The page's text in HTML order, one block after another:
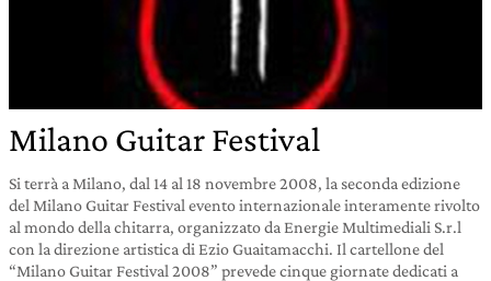
Milano Guitar Festival
Si terrà a Milano, dal 14 al 18 novembre 2008, la seconda edizione
del Milano Guitar Festival evento internazionale interamente rivolto
al mondo della chitarra, organizzato da Energie Multimediali S.r.l
con la direzione artistica di Ezio Guaitamacchi. Il cartellone del
“Milano Guitar Festival 2008” prevede cinque giornate dedicati a